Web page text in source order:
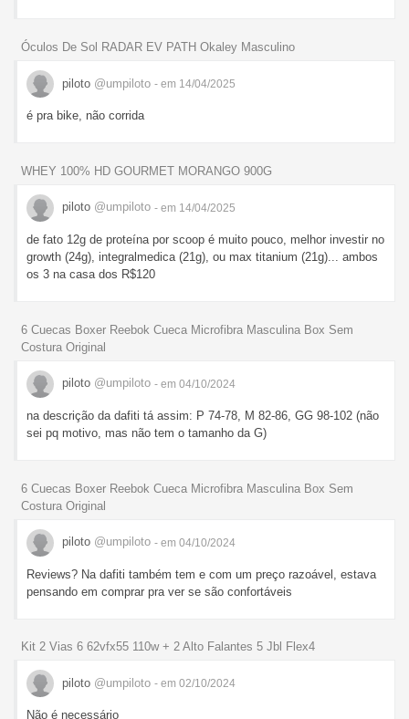
Óculos De Sol RADAR EV PATH Okaley Masculino
piloto @umpiloto - em 14/04/2025
é pra bike, não corrida
WHEY 100% HD GOURMET MORANGO 900G
piloto @umpiloto - em 14/04/2025
de fato 12g de proteína por scoop é muito pouco, melhor investir no
growth (24g), integralmedica (21g), ou max titanium (21g)... ambos
os 3 na casa dos R$120
6 Cuecas Boxer Reebok Cueca Microfibra Masculina Box Sem
Costura Original
piloto @umpiloto - em 04/10/2024
na descrição da dafiti tá assim: P 74-78, M 82-86, GG 98-102 (não
sei pq motivo, mas não tem o tamanho da G)
6 Cuecas Boxer Reebok Cueca Microfibra Masculina Box Sem
Costura Original
piloto @umpiloto - em 04/10/2024
Reviews? Na dafiti também tem e com um preço razoável, estava
pensando em comprar pra ver se são confortáveis
Kit 2 Vias 6 62vfx55 110w + 2 Alto Falantes 5 Jbl Flex4
piloto @umpiloto - em 02/10/2024
Não é necessário